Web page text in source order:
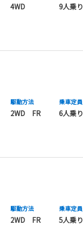
4WD 9人乗り
駆動方法
2WD FR
乗車定員
6人乗り
駆動方法
2WD FR
乗車定員
5人乗り